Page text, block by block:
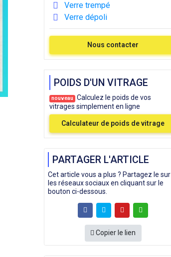
Verre trempé
Verre dépoli
Nous contacter
POIDS D'UN VITRAGE
nouveau
Calculez le poids de vos
vitrages simplement en ligne
Calculateur de poids de vitrage
PARTAGER L'ARTICLE
Cet article vous a plus ? Partagez le sur
les réseaux sociaux en cliquant sur le
bouton ci-dessous.
Copier le lien